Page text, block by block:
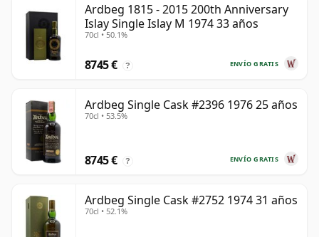
Ardbeg 1815 - 2015 200th Anniversary
Islay Single Islay M 1974 33 años
70cl • 50.1%
ENVÍO GRATIS
8745 € ?
Ardbeg Single Cask #2396 1976 25 años
70cl • 53.5%
ENVÍO GRATIS
8745 € ?
Ardbeg Single Cask #2752 1974 31 años
70cl • 52.1%